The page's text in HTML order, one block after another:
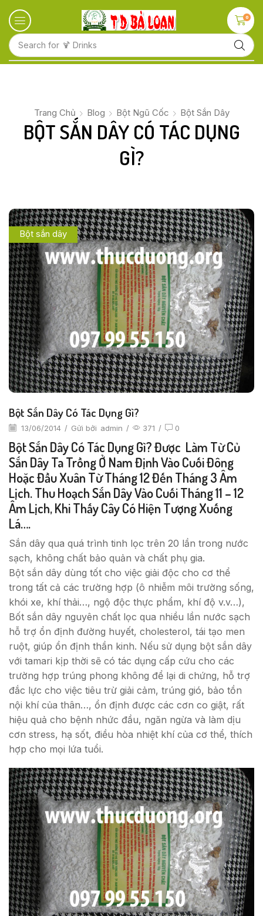
Search for 🍹 Drinks
0
Trang Chủ Blog Bột Ngũ Cốc Bột Sắn Dây
BỘT SẮN DÂY CÓ TÁC DỤNG
GÌ?
Bột sắn dây
Bột Sắn Dây Có Tác Dụng Gì?
13/06/2014 / Gửi bởi admin / 371 / 0
Bột Sắn Dây Có Tác Dụng Gì? Được Làm Từ Củ
Sắn Dây Ta Trồng Ở Nam Định Vào Cuối Đông
Hoặc Đầu Xuân Từ Tháng 12 Đến Tháng 3 Âm
Lịch. Thu Hoạch Sắn Dây Vào Cuối Tháng 11 – 12
Âm Lịch, Khi Thấy Cây Có Hiện Tượng Xuống
Lá….
Sắn dây qua quá trình tinh lọc trên 20 lần trong nước
sạch, không chất bảo quản và chất phụ gia.
Bột sắn dây dùng tốt cho việc giải độc cho cơ thể
trong tất cả các trường hợp (ô nhiễm môi trường sống,
khói xe, khí thải…, ngộ độc thực phẩm, khí độ v.v…),
Bốt sắn dây nguyên chất lọc qua nhiều lần nước sạch
hỗ trợ ổn định đường huyết, cholesterol, tái tạo men
ruột, giúp ổn định thần kinh. Nếu sử dụng bột sắn dây
với tamari kịp thời sẽ có tác dụng cấp cứu cho các
trường hợp trúng phong không để lại di chứng, hỗ trợ
đắc lực cho việc tiêu trừ giải cảm, trúng gió, bảo tồn
nội khí của thân…, ổn định được các cơn co giật, rất
hiệu quả cho bệnh nhức đầu, ngăn ngừa và làm dịu
cơn stress, hạ sốt, điều hòa nhiệt khí của cơ thể, thích
hợp cho mọi lứa tuổi.